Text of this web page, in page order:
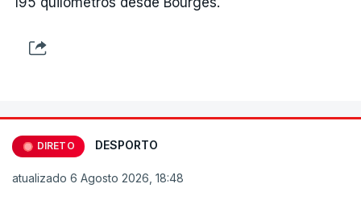
DIRETO DESPORTO
atualizado 6 Agosto 2026, 18:48